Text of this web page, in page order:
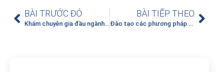
BÀI TRƯỚC ĐÓ
Khám chuyên gia đầu ngành chuyên ngành tiêu hóa thứ 7 hàng tuần
BÀI TIẾP THEO
Đào tạo các phương pháp chẩn đoán, điều trị và chăm sóc giảm nhẹ 1 số bệnh ung thư thuộc đề án 1816 năm 2022 của Bệnh viện K